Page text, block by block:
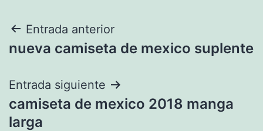
Navegación
de
entradas
Entrada anterior
nueva camiseta de mexico suplente
Entrada siguiente
camiseta de mexico 2018 manga
larga